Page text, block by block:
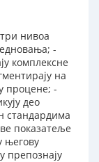
нивоа
-
комплексне
на
процене; -
део
стандардима
показатеље
његову
препознају